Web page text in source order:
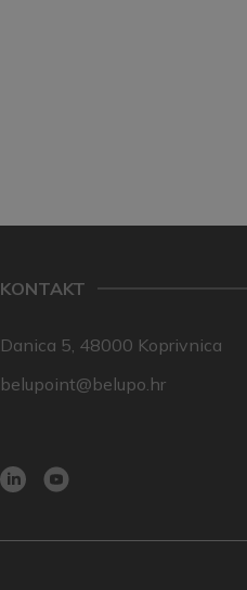
KONTAKT
Danica 5, 48000 Koprivnica
belupoint@belupo.hr